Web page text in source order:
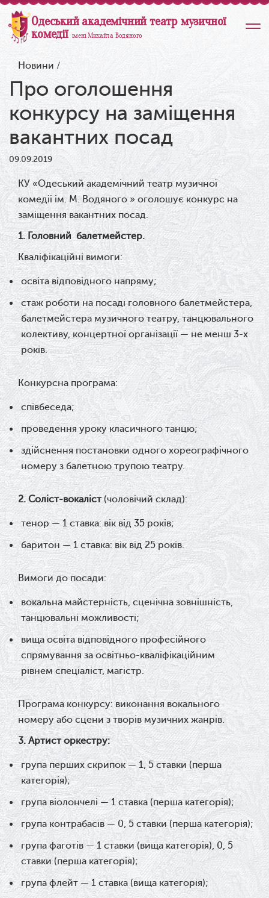
Одеський академічний театр музичної
комедії імені Михайла Водяного
Новини /
Про оголошення
конкурсу на заміщення
вакантних посад
09.09.2019
КУ «Одеський академічний театр музичної
комедії ім. М. Водяного » оголошує конкурс на
заміщення вакантних посад.
1. Головний балетмейстер.
Кваліфікаційні вимоги:
освіта відповідного напряму;
стаж роботи на посаді головного балетмейстера,
балетмейстера музичного театру, танцювального
колективу, концертної організації — не менш 3-х
років.
Конкурсна програма:
співбеседа;
проведення уроку класичного танцю;
здійснення постановки одного хореографічного
номеру з балетною трупою театру.
2. Соліст-вокаліст(чоловічий склад):
тенор — 1 ставка: вік від 35 років;
баритон — 1 ставка: вік від 25 років.
Вимоги до посади:
вокальна майстерність, сценічна зовнішність,
танцювальні можливості;
вища освіта відповідного професійного
спрямування за освітньо-кваліфікаційним
рівнем спеціаліст, магістр.
Програма конкурсу: виконання вокального
номеру або сцени з творів музичних жанрів.
3. Артист оркестру:
група перших скрипок — 1, 5 ставки (перша
категорія);
група віолончелі — 1 ставка (перша категорія);
група контрабасів — 0, 5 ставки (перша категорія);
група фаготів — 1 ставки (вища категорія), 0, 5
ставки (перша категорія);
група флейт — 1 ставка (вища категорія);